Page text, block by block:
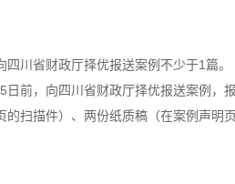
川省财政厅择优报送案例不少于1篇。
前，向四川省财政厅择优报送案例，报
扫描件）、两份纸质稿（在案例声明页